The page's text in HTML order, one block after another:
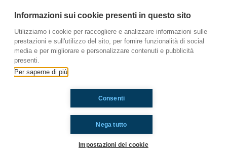
festival del lavoro speigato dagli adolescenti in
festival e non potevamo non parlare di questo
universo. Quali sono i principali doveri e benefit
per i lavoratori del mondo dello spettacolo?
Cercheremo di rispondere a questa domanda!
Ti è piaciuto? Condividilo!
Informazioni sui cookie presenti in questo sito
Utilizziamo i cookie per raccogliere e analizzare informazioni sulle
prestazioni e sull'utilizzo del sito, per fornire funzionalità di social
media e per migliorare e personalizzare contenuti e pubblicità
presenti.
Per saperne di più
Nega tutto
Consenti
Impostazioni dei cookie